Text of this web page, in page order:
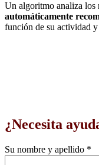
Un algoritmo analiza los
automáticamente
función de su actividad y
¿Necesita
Su nombre y apellido *